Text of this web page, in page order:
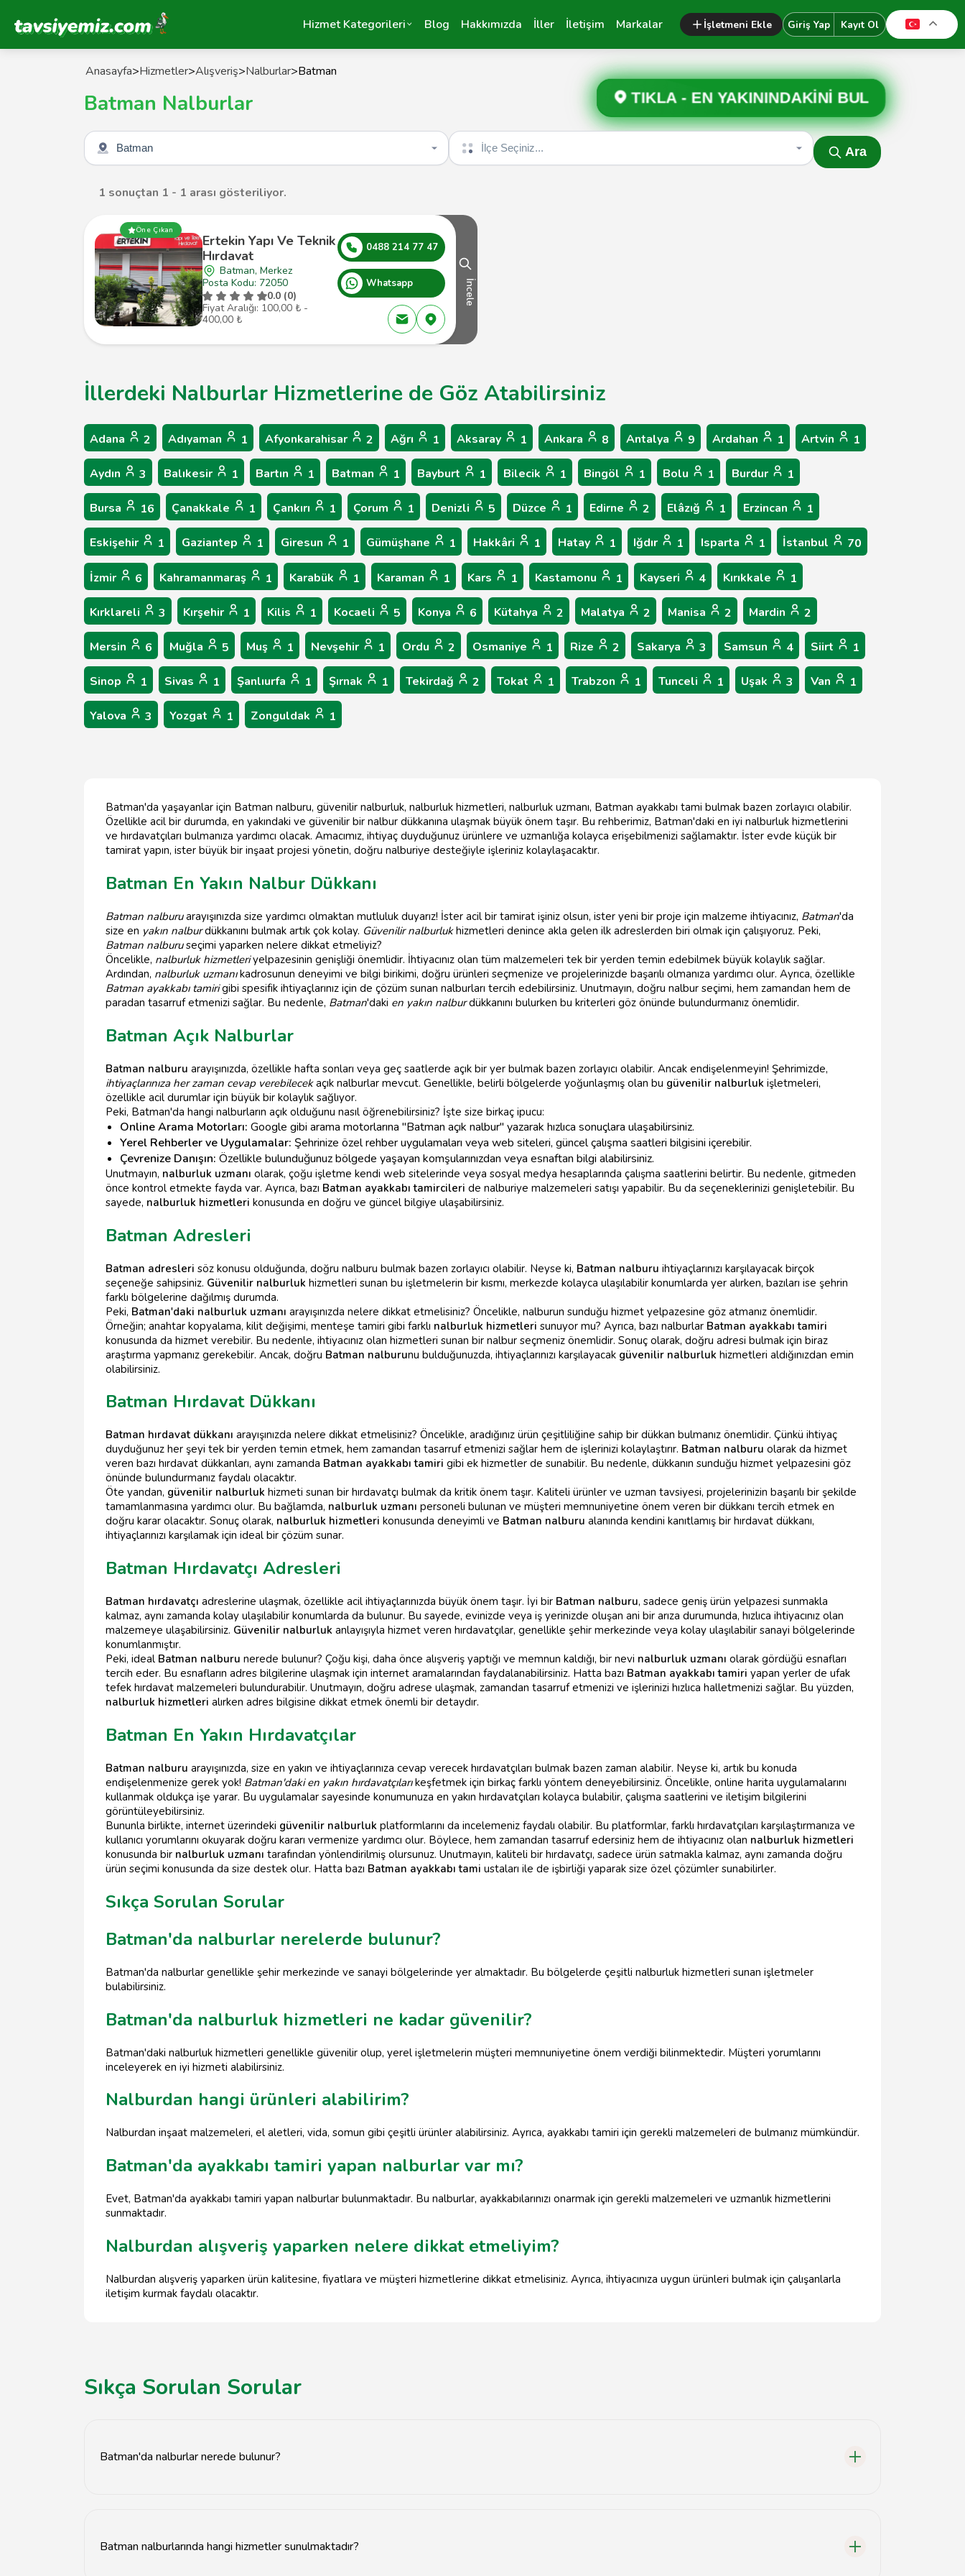
Tavsiyemiz Anasayfa Hizmet Kategorileri Blog Hakkımızda İller İletişim Markalar İşletmeni Ekle Giriş Yap Kayıt Ol
Anasayfa>Hizmetler>Alışveriş>Nalburlar>Batman
Batman Nalburlar TIKLA -EN YAKININDAKİNİ BUL
Şehir seçin İlçe seçin
Ara
1 sonuçtan 1 - 1 arası gösteriliyor.
Öne Çıkan
Ertekin Yapı Ve Teknik
Hırdavat
Batman, Merkez
Posta Kodu: 72050
0.0 (0)
Fiyat Aralığı: 100,00 ₺ -
400,00 ₺
0488 214 77 47
Whatsapp İncele
İllerdeki Nalburlar Hizmetlerine de Göz Atabilirsiniz
Adana 2 Adıyaman 1 Afyonkarahisar 2 Ağrı 1 Aksaray 1 Ankara 8 Antalya 9 Ardahan 1 Artvin 1
Aydın 3 Balıkesir 1 Bartın 1 Batman 1 Bayburt 1 Bilecik 1 Bingöl 1 Bolu 1 Burdur 1
Bursa 16 Çanakkale 1 Çankırı 1 Çorum 1 Denizli 5 Düzce 1 Edirne 2 Elâzığ 1 Erzincan 1
Eskişehir 1 Gaziantep 1 Giresun 1 Gümüşhane 1 Hakkâri 1 Hatay 1 Iğdır 1 Isparta 1 İstanbul 70
İzmir 6 Kahramanmaraş 1 Karabük 1 Karaman 1 Kars 1 Kastamonu 1 Kayseri 4 Kırıkkale 1
Kırklareli 3 Kırşehir 1 Kilis 1 Kocaeli 5 Konya 6 Kütahya 2 Malatya 2 Manisa 2 Mardin 2
Mersin 6 Muğla 5 Muş 1 Nevşehir 1 Ordu 2 Osmaniye 1 Rize 2 Sakarya 3 Samsun 4 Siirt 1
Sinop 1 Sivas 1 Şanlıurfa 1 Şırnak 1 Tekirdağ 2 Tokat 1 Trabzon 1 Tunceli 1 Uşak 3 Van 1
Yalova 3 Yozgat 1 Zonguldak 1
Batman'da yaşayanlar için Batman nalburu, güvenilir nalburluk, nalburluk hizmetleri, nalburluk uzmanı, Batman ayakkabı tami bulmak bazen zorlayıcı olabilir.
Özellikle acil bir durumda, en yakındaki ve güvenilir bir nalbur dükkanına ulaşmak büyük önem taşır. Bu rehberimiz, Batman'daki en iyi nalburluk hizmetlerini
ve hırdavatçıları bulmanıza yardımcı olacak. Amacımız, ihtiyaç duyduğunuz ürünlere ve uzmanlığa kolayca erişebilmenizi sağlamaktır. İster evde küçük bir
tamirat yapın, ister büyük bir inşaat projesi yönetin, doğru nalburiye desteğiyle işleriniz kolaylaşacaktır.
Batman En Yakın Nalbur Dükkanı
Batman nalburuarayışınızda size yardımcı olmaktan mutluluk duyarız! İster acil bir tamirat işiniz olsun, ister yeni bir proje için malzeme ihtiyacınız, Batman'da
size en yakın nalburdükkanını bulmak artık çok kolay. Güvenilir nalburlukhizmetleri denince akla gelen ilk adreslerden biri olmak için çalışıyoruz. Peki,
Batman nalburuseçimi yaparken nelere dikkat etmeliyiz?
Öncelikle, nalburluk hizmetleriyelpazesinin genişliği önemlidir. İhtiyacınız olan tüm malzemeleri tek bir yerden temin edebilmek büyük kolaylık sağlar.
Ardından, nalburluk uzmanıkadrosunun deneyimi ve bilgi birikimi, doğru ürünleri seçmenize ve projelerinizde başarılı olmanıza yardımcı olur. Ayrıca, özellikle
Batman ayakkabı tamirigibi spesifik ihtiyaçlarınız için de çözüm sunan nalburları tercih edebilirsiniz. Unutmayın, doğru nalbur seçimi, hem zamandan hem de
paradan tasarruf etmenizi sağlar. Bu nedenle, Batman'daki en yakın nalburdükkanını bulurken bu kriterleri göz önünde bulundurmanız önemlidir.
Batman Açık Nalburlar
Batman nalburu arayışınızda, özellikle hafta sonları veya geç saatlerde açık bir yer bulmak bazen zorlayıcı olabilir. Ancak endişelenmeyin! Şehrimizde,
ihtiyaçlarınıza her zaman cevap verebilecekaçık nalburlar mevcut. Genellikle, belirli bölgelerde yoğunlaşmış olan bu güvenilir nalburluk işletmeleri,
özellikle acil durumlar için büyük bir kolaylık sağlıyor.
Peki, Batman'da hangi nalburların açık olduğunu nasıl öğrenebilirsiniz? İşte size birkaç ipucu:
Online Arama Motorları: Google gibi arama motorlarına "Batman açık nalbur" yazarak hızlıca sonuçlara ulaşabilirsiniz.
Yerel Rehberler ve Uygulamalar: Şehrinize özel rehber uygulamaları veya web siteleri, güncel çalışma saatleri bilgisini içerebilir.
Çevrenize Danışın: Özellikle bulunduğunuz bölgede yaşayan komşularınızdan veya esnaftan bilgi alabilirsiniz.
Unutmayın, nalburluk uzmanı olarak, çoğu işletme kendi web sitelerinde veya sosyal medya hesaplarında çalışma saatlerini belirtir. Bu nedenle, gitmeden
önce kontrol etmekte fayda var. Ayrıca, bazı Batman ayakkabı tamircileri de nalburiye malzemeleri satışı yapabilir. Bu da seçeneklerinizi genişletebilir. Bu
sayede, nalburluk hizmetleri konusunda en doğru ve güncel bilgiye ulaşabilirsiniz.
Batman Adresleri
Batman adresleri söz konusu olduğunda, doğru nalburu bulmak bazen zorlayıcı olabilir. Neyse ki, Batman nalburu ihtiyaçlarınızı karşılayacak birçok
seçeneğe sahipsiniz. Güvenilir nalburluk hizmetleri sunan bu işletmelerin bir kısmı, merkezde kolayca ulaşılabilir konumlarda yer alırken, bazıları ise şehrin
farklı bölgelerine dağılmış durumda.
Peki, Batman'daki nalburluk uzmanı arayışınızda nelere dikkat etmelisiniz? Öncelikle, nalburun sunduğu hizmet yelpazesine göz atmanız önemlidir.
Örneğin; anahtar kopyalama, kilit değişimi, menteşe tamiri gibi farklı nalburluk hizmetleri sunuyor mu? Ayrıca, bazı nalburlar Batman ayakkabı tamiri
konusunda da hizmet verebilir. Bu nedenle, ihtiyacınız olan hizmetleri sunan bir nalbur seçmeniz önemlidir. Sonuç olarak, doğru adresi bulmak için biraz
araştırma yapmanız gerekebilir. Ancak, doğru Batman nalburunu bulduğunuzda, ihtiyaçlarınızı karşılayacak güvenilir nalburluk hizmetleri aldığınızdan emin
olabilirsiniz.
Batman Hırdavat Dükkanı
Batman hırdavat dükkanı arayışınızda nelere dikkat etmelisiniz? Öncelikle, aradığınız ürün çeşitliliğine sahip bir dükkan bulmanız önemlidir. Çünkü ihtiyaç
duyduğunuz her şeyi tek bir yerden temin etmek, hem zamandan tasarruf etmenizi sağlar hem de işlerinizi kolaylaştırır. Batman nalburu olarak da hizmet
veren bazı hırdavat dükkanları, aynı zamanda Batman ayakkabı tamiri gibi ek hizmetler de sunabilir. Bu nedenle, dükkanın sunduğu hizmet yelpazesini göz
önünde bulundurmanız faydalı olacaktır.
Öte yandan, güvenilir nalburluk hizmeti sunan bir hırdavatçı bulmak da kritik önem taşır. Kaliteli ürünler ve uzman tavsiyesi, projelerinizin başarılı bir şekilde
tamamlanmasına yardımcı olur. Bu bağlamda, nalburluk uzmanı personeli bulunan ve müşteri memnuniyetine önem veren bir dükkanı tercih etmek en
doğru karar olacaktır. Sonuç olarak, nalburluk hizmetleri konusunda deneyimli ve Batman nalburu alanında kendini kanıtlamış bir hırdavat dükkanı,
ihtiyaçlarınızı karşılamak için ideal bir çözüm sunar.
Batman Hırdavatçı Adresleri
Batman hırdavatçı adreslerine ulaşmak, özellikle acil ihtiyaçlarınızda büyük önem taşır. İyi bir Batman nalburu, sadece geniş ürün yelpazesi sunmakla
kalmaz, aynı zamanda kolay ulaşılabilir konumlarda da bulunur. Bu sayede, evinizde veya iş yerinizde oluşan ani bir arıza durumunda, hızlıca ihtiyacınız olan
malzemeye ulaşabilirsiniz. Güvenilir nalburluk anlayışıyla hizmet veren hırdavatçılar, genellikle şehir merkezinde veya kolay ulaşılabilir sanayi bölgelerinde
konumlanmıştır.
Peki, ideal Batman nalburu nerede bulunur? Çoğu kişi, daha önce alışveriş yaptığı ve memnun kaldığı, bir nevi nalburluk uzmanı olarak gördüğü esnafları
tercih eder. Bu esnafların adres bilgilerine ulaşmak için internet aramalarından faydalanabilirsiniz. Hatta bazı Batman ayakkabı tamiri yapan yerler de ufak
tefek hırdavat malzemeleri bulundurabilir. Unutmayın, doğru adrese ulaşmak, zamandan tasarruf etmenizi ve işlerinizi hızlıca halletmenizi sağlar. Bu yüzden,
nalburluk hizmetleri alırken adres bilgisine dikkat etmek önemli bir detaydır.
Batman En Yakın Hırdavatçılar
Batman nalburu arayışınızda, size en yakın ve ihtiyaçlarınıza cevap verecek hırdavatçıları bulmak bazen zaman alabilir. Neyse ki, artık bu konuda
endişelenmenize gerek yok! Batman'daki en yakın hırdavatçılarıkeşfetmek için birkaç farklı yöntem deneyebilirsiniz. Öncelikle, online harita uygulamalarını
kullanmak oldukça işe yarar. Bu uygulamalar sayesinde konumunuza en yakın hırdavatçıları kolayca bulabilir, çalışma saatlerini ve iletişim bilgilerini
görüntüleyebilirsiniz.
Bununla birlikte, internet üzerindeki güvenilir nalburluk platformlarını da incelemeniz faydalı olabilir. Bu platformlar, farklı hırdavatçıları karşılaştırmanıza ve
kullanıcı yorumlarını okuyarak doğru kararı vermenize yardımcı olur. Böylece, hem zamandan tasarruf edersiniz hem de ihtiyacınız olan nalburluk hizmetleri
konusunda bir nalburluk uzmanı tarafından yönlendirilmiş olursunuz. Unutmayın, kaliteli bir hırdavatçı, sadece ürün satmakla kalmaz, aynı zamanda doğru
ürün seçimi konusunda da size destek olur. Hatta bazı Batman ayakkabı tami ustaları ile de işbirliği yaparak size özel çözümler sunabilirler.
Sıkça Sorulan Sorular
Batman'da nalburlar nerelerde bulunur?
Batman'da nalburlar genellikle şehir merkezinde ve sanayi bölgelerinde yer almaktadır. Bu bölgelerde çeşitli nalburluk hizmetleri sunan işletmeler
bulabilirsiniz.
Batman'da nalburluk hizmetleri ne kadar güvenilir?
Batman'daki nalburluk hizmetleri genellikle güvenilir olup, yerel işletmelerin müşteri memnuniyetine önem verdiği bilinmektedir. Müşteri yorumlarını
inceleyerek en iyi hizmeti alabilirsiniz.
Nalburdan hangi ürünleri alabilirim?
Nalburdan inşaat malzemeleri, el aletleri, vida, somun gibi çeşitli ürünler alabilirsiniz. Ayrıca, ayakkabı tamiri için gerekli malzemeleri de bulmanız mümkündür.
Batman'da ayakkabı tamiri yapan nalburlar var mı?
Evet, Batman'da ayakkabı tamiri yapan nalburlar bulunmaktadır. Bu nalburlar, ayakkabılarınızı onarmak için gerekli malzemeleri ve uzmanlık hizmetlerini
sunmaktadır.
Nalburdan alışveriş yaparken nelere dikkat etmeliyim?
Nalburdan alışveriş yaparken ürün kalitesine, fiyatlara ve müşteri hizmetlerine dikkat etmelisiniz. Ayrıca, ihtiyacınıza uygun ürünleri bulmak için çalışanlarla
iletişim kurmak faydalı olacaktır.
Sıkça Sorulan Sorular
Batman'da nalburlar nerede bulunur?
Batman nalburlarında hangi hizmetler sunulmaktadır?